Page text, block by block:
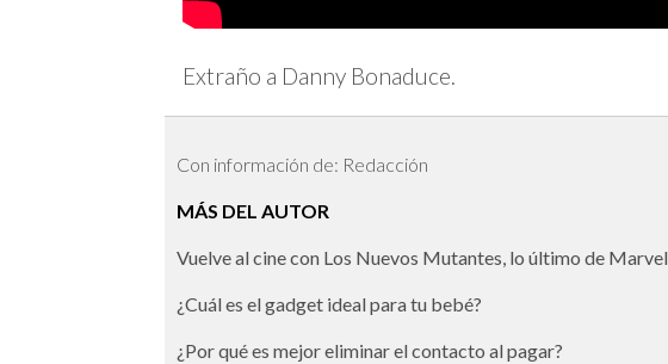
Extraño a Danny Bonaduce.
Con información de: Redacción
MÁS DEL AUTOR
Vuelve al cine con Los Nuevos Mutantes, lo último de Marvel
¿Cuál es el gadget ideal para tu bebé?
¿Por qué es mejor eliminar el contacto al pagar?